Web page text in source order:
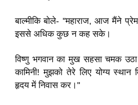
बाल्मीकि बोले- ''महाराज, आज मैंने
इससे अधिक कुछ न कह सके।
विष्णु भगवान का मुख सहसा चमक
कामिनी! मुझको तेरे लिए योग्य
हृदय में निवास कर।''